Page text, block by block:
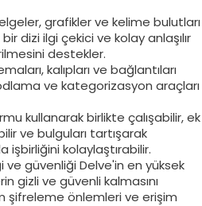
grafikler ve kelime bulutları
dizi ilgi çekici ve kolay anlaşılır
destekler.
kalıpları ve bağlantıları
ve kategorizasyon araçları
kullanarak birlikte çalışabilir, ek
ve bulguları tartışarak
işbirliğini kolaylaştırabilir.
ve güvenliği Delve'in en yüksek
gizli ve güvenli kalmasını
şifreleme önlemleri ve erişim